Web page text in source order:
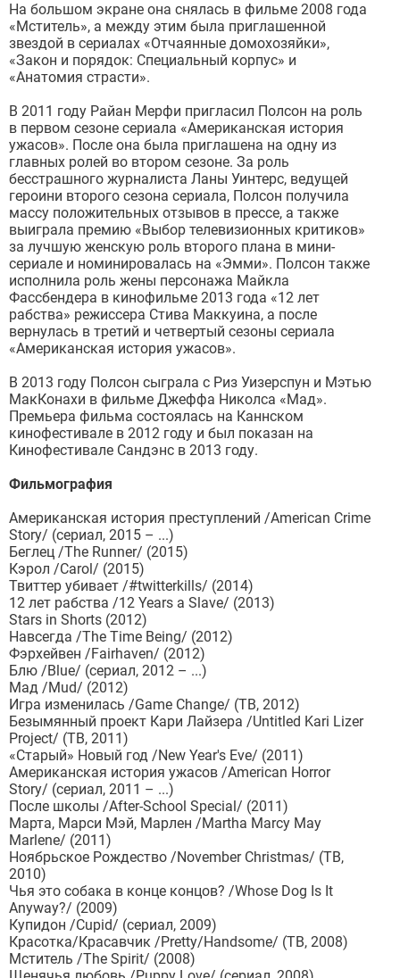
На большом экране она снялась в фильме 2008 года
«Мститель», а между этим была приглашенной
звездой в сериалах «Отчаянные домохозяйки»,
«Закон и порядок: Специальный корпус» и
«Анатомия страсти».
В 2011 году Райан Мерфи пригласил Полсон на роль
в первом сезоне сериала «Американская история
ужасов». После она была приглашена на одну из
главных ролей во втором сезоне. За роль
бесстрашного журналиста Ланы Уинтерс, ведущей
героини второго сезона сериала, Полсон получила
массу положительных отзывов в прессе, а также
выиграла премию «Выбор телевизионных критиков»
за лучшую женскую роль второго плана в мини-
сериале и номинировалась на «Эмми». Полсон также
исполнила роль жены персонажа Майкла
Фассбендера в кинофильме 2013 года «12 лет
рабства» режиссера Стива Маккуина, а после
вернулась в третий и четвертый сезоны сериала
«Американская история ужасов».
В 2013 году Полсон сыграла с Риз Уизерспун и Мэтью
МакКонахи в фильме Джеффа Николса «Мад».
Премьера фильма состоялась на Каннском
кинофестивале в 2012 году и был показан на
Кинофестивале Сандэнс в 2013 году.
Фильмография
Американская история преступлений /American Crime
Story/ (сериал, 2015 – ...)
Беглец /The Runner/ (2015)
Кэрол /Carol/ (2015)
Твиттер убивает /#twitterkills/ (2014)
12 лет рабства /12 Years a Slave/ (2013)
Stars in Shorts (2012)
Навсегда /The Time Being/ (2012)
Фэрхейвен /Fairhaven/ (2012)
Блю /Blue/ (сериал, 2012 – ...)
Мад /Mud/ (2012)
Игра изменилась /Game Change/ (ТВ, 2012)
Безымянный проект Кари Лайзера /Untitled Kari Lizer
Project/ (ТВ, 2011)
«Старый» Новый год /New Year's Eve/ (2011)
Американская история ужасов /American Horror
Story/ (сериал, 2011 – ...)
После школы /After-School Special/ (2011)
Марта, Марси Мэй, Марлен /Martha Marcy May
Marlene/ (2011)
Ноябрьское Рождество /November Christmas/ (ТВ,
2010)
Чья это собака в конце концов? /Whose Dog Is It
Anyway?/ (2009)
Купидон /Cupid/ (сериал, 2009)
Красотка/Красавчик /Pretty/Handsome/ (ТВ, 2008)
Мститель /The Spirit/ (2008)